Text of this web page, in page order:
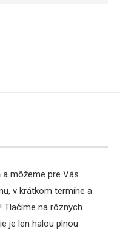
môžeme pre Vás
v krátkom termíne a
Tlačíme na rôznych
je len halou plnou